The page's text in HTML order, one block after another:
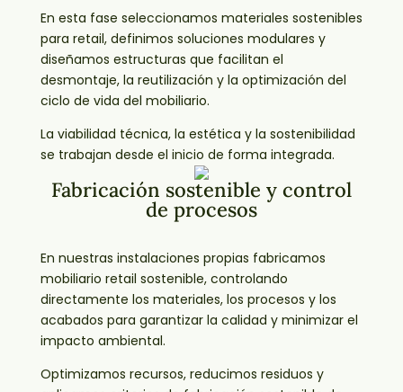
En esta fase seleccionamos materiales sostenibles
para retail, definimos soluciones modulares y
diseñamos estructuras que facilitan el
desmontaje, la reutilización y la optimización del
ciclo de vida del mobiliario.
La viabilidad técnica, la estética y la sostenibilidad
se trabajan desde el inicio de forma integrada.
Fabricación sostenible y control
de procesos
En nuestras instalaciones propias fabricamos
mobiliario retail sostenible, controlando
directamente los materiales, los procesos y los
acabados para garantizar la calidad y minimizar el
impacto ambiental.
Optimizamos recursos, reducimos residuos y